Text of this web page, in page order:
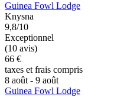
Guinea Fowl Lodge
Knysna
9,8/10
Exceptionnel
(10 avis)
66 €
taxes et frais compris
8 août - 9 août
Guinea Fowl Lodge